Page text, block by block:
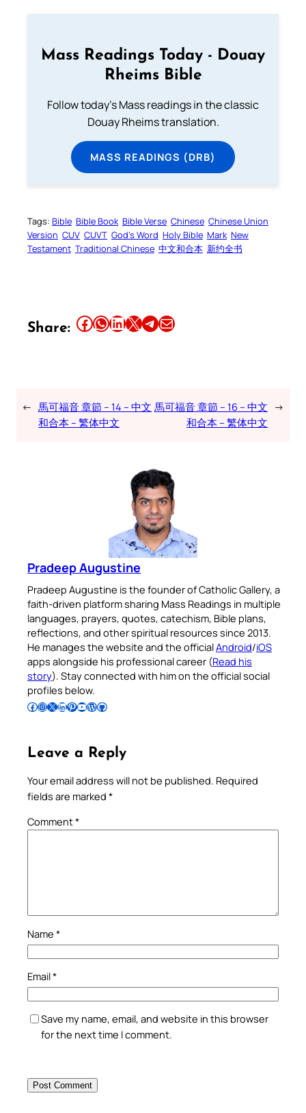
Mass Readings Today - Douay
Rheims Bible
Follow today's Mass readings in the classic
Douay Rheims translation.
MASS READINGS (DRB)
Tags: Bible Bible Book Bible Verse Chinese Chinese Union
Version CUV CUVT God’s Word Holy Bible Mark New
Testament Traditional Chinese 中文和合本 新约全书
Share: Share this article on Facebook Share this article on WhatsApp Share this article on LinkedIn Share this article on X Share this article on TelegramEmail this Article
← 馬可福音 章節 – 14 – 中文
和合本 – 繁体中文
馬可福音 章節 – 16 – 中文
和合本 – 繁体中文
→
Pradeep Augustine
Pradeep Augustine is the founder of Catholic Gallery, a
faith-driven platform sharing Mass Readings in multiple
languages, prayers, quotes, catechism, Bible plans,
reflections, and other spiritual resources since 2013.
He manages the website and the officialAndroid/iOS
apps alongside his professional career (Read his
story). Stay connected with him on the official social
profiles below.
Follow Pradeep on Facebook Follow Pradeep on InstagramFollow Pradeep on X Follow Pradeep on LinkedIn Follow Pradeep on Pinterest Subscribe to Pradeep’s Youtube Channel Follow Pradeep on WordPress Follow Pradeep on GitHub
Leave a Reply
Your email address will not be published. Required
fields are marked *
Comment*
Name *
Email*
Save my name, email, and website in this browser
for the next time I comment.